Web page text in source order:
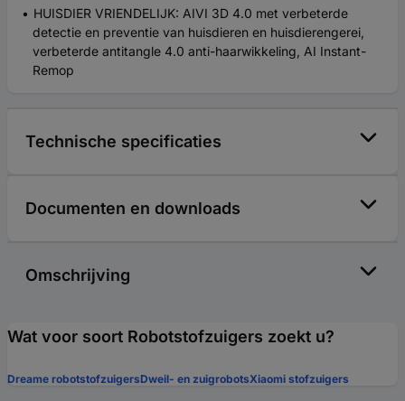
HUISDIER VRIENDELIJK: AIVI 3D 4.0 met verbeterde
detectie en preventie van huisdieren en huisdierengerei,
verbeterde antitangle 4.0 anti-haarwikkeling, AI Instant-
Remop
Technische specificaties
Documenten en downloads
Omschrijving
Wat voor soort Robotstofzuigers zoekt u?
Dreame robotstofzuigersDweil- en zuigrobotsXiaomi stofzuigers